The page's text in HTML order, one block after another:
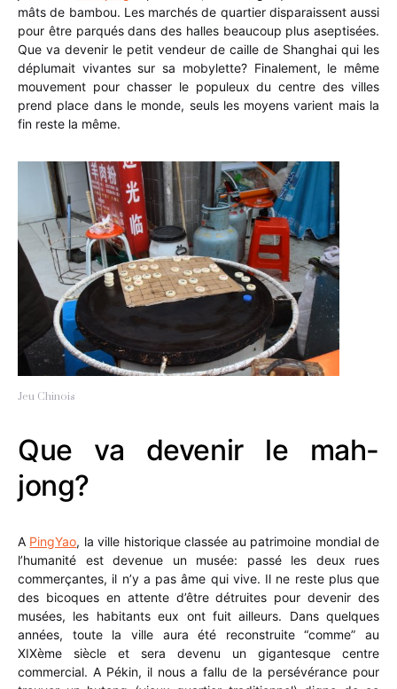
mâts de bambou. Les marchés de quartier disparaissent aussi
pour être parqués dans des halles beaucoup plus aseptisées.
Que va devenir le petit vendeur de caille de Shanghai qui les
déplumait vivantes sur sa mobylette? Finalement, le même
mouvement pour chasser le populeux du centre des villes
prend place dans le monde, seuls les moyens varient mais la
fin reste la même.
Jeu Chinois
Que va devenir le mah-
jong?
A PingYao, la ville historique classée au patrimoine mondial de
l’humanité est devenue un musée: passé les deux rues
commerçantes, il n’y a pas âme qui vive. Il ne reste plus que
des bicoques en attente d’être détruites pour devenir des
musées, les habitants eux ont fuit ailleurs. Dans quelques
années, toute la ville aura été reconstruite “comme” au
XIXème siècle et sera devenu un gigantesque centre
commercial. A Pékin, il nous a fallu de la persévérance pour